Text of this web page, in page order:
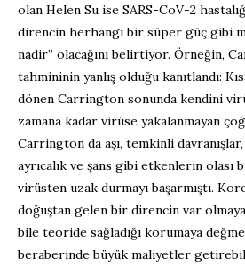
olan Helen Su ise SARS-CoV-2
direncin herhangi bir süper güç gibi
nadir” olacağını belirtiyor. Örneğin,
tahmininin yanlış olduğu kanıtlandı:
dönen Carrington sonunda kendini
zamana kadar virüse yakalanmayan
Carrington da aşı, temkinli
ayrıcalık ve şans gibi etkenlerin olası
virüsten uzak durmayı başarmıştı.
doğuştan gelen bir direncin var
bile teoride sağladığı korumaya
beraberinde büyük maliyetler